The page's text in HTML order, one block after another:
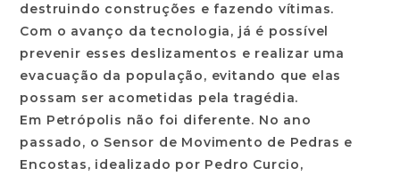
destruindo construções e fazendo vítimas.
Com o avanço da tecnologia, já é possível
prevenir esses deslizamentos e realizar uma
evacuação da população, evitando que elas
possam ser acometidas pela tragédia.
Em Petrópolis não foi diferente. No ano
passado, o Sensor de Movimento de Pedras e
Encostas, idealizado por Pedro Curcio,